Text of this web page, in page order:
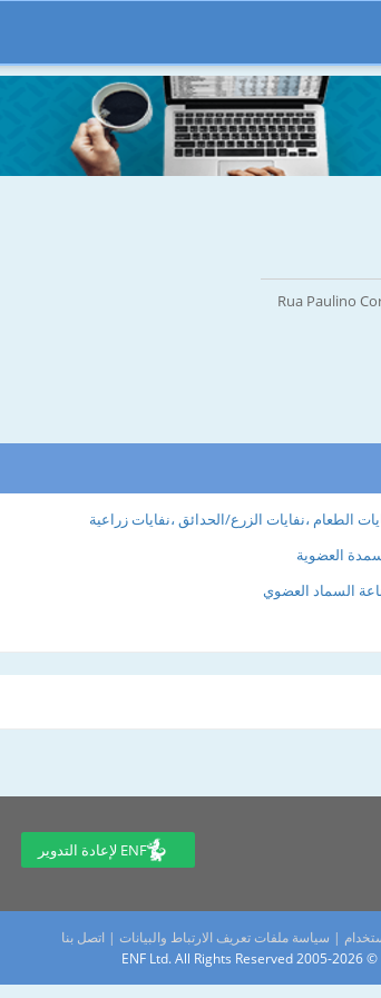
Rua Paulino
الطعام ،نفايات الزرع/الحدائق ،نفايات زراعية
العضوية
السماد العضوي
ENF لإعادة التدوير
| سياسة ملفات تعريف الارتباط والبيانات |اتصل بنا
© 2005-2026 ENF Ltd. All Rights Reserved